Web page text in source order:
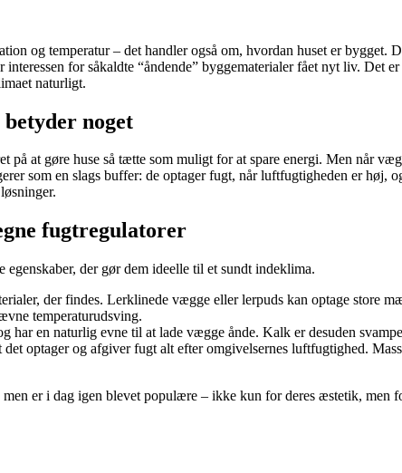
og temperatur – det handler også om, hvordan huset er
for såkaldte “åndende” byggematerialer fået nyt liv. Det
naturligt.
noget
på at gøre huse så tætte som muligt for at spare energi. Men når
som en slags buffer: de optager fugt, når luftfugtigheden er høj,
fugtregulatorer
der gør dem ideelle til et sundt indeklima.
der findes. Lerklinede vægge eller lerpuds kan optage store
temperaturudsving.
har en naturlig evne til at lade vægge ånde. Kalk er desuden
optager og afgiver fugt alt efter omgivelsernes luftfugtighed.
er i dag igen blevet populære – ikke kun for deres æstetik, men